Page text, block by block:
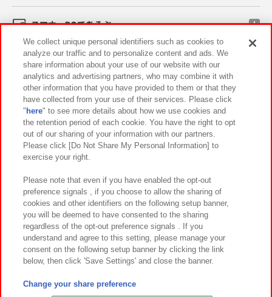
スマホ・PCであそぶ
イベント・キャンペーン
関連会社 サステナビリティ サイトポリシー
プライバシーポリシー ウェブアクセシビリティ方針と検証結果
お取引先さまとともに
カスタマーハラスメント対応方針 よくあるご質問・お問い合わせ
©Bandai Namco Amusement Inc.
©Bandai Namco Amusement Lab Inc.
We collect unique personal identifiers such as cookies to
analyze our traffic and to personalize content and ads. We
share information about your use of our website with our
analytics and advertising partners, who may combine it with
other information that you have provided to them or that they
have collected from your use of their services. Please click
" here" to see more details about how we use cookies and
the retention period of each cookie. You have the right to opt
out of our sharing of your information with our partners.
Please click [Do Not Share My Personal Information] to
exercise your right.
Please note that even if you have enabled the opt-out
preference signals , if you choose to allow the sharing of
cookies and other identifiers on the following setup banner,
you will be deemed to have consented to the sharing
regardless of the opt-out preference signals . If you
understand and agree to this setting, please manage your
consent on the following setup banner by clicking the link
below, then click 'Save Settings' and close the banner.
Change your share preference